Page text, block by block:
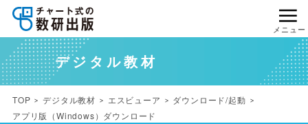
メニュー
デジタル教材
TOP デジタル教材 エスビューア
ダウンロード/起動
アプリ版（Windows）ダウンロード